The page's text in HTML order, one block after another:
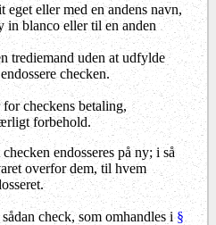
eget eller med en andens navn,
in blanco eller til en anden
trediemand uden at udfylde
checken.
checkens betaling,
forbehold.
endosseres på ny; i så
overfor dem, til hvem
check, som omhandles i §